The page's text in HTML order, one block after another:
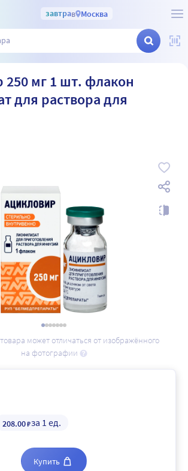
завтрав Москва
250 мг 1 шт. флакон
для раствора для
может отличаться от изображённого
на фотографии
208.00₽за 1 ед.
Купить